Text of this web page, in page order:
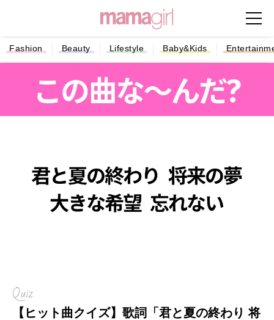
Fashion Beauty Lifestyle Baby&Kids
Quiz
【ヒット曲クイズ】歌詞「君と夏の終わり 将